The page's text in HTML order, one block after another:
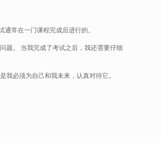
常在一门课程完成后进行的。
题。 当我完成了考试之后，我还需要仔细
必须为自己和我未来，认真对待它。